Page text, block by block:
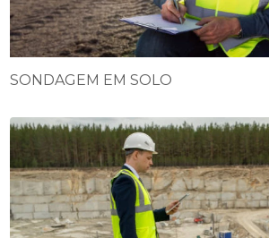
SONDAGEM EM SOLO